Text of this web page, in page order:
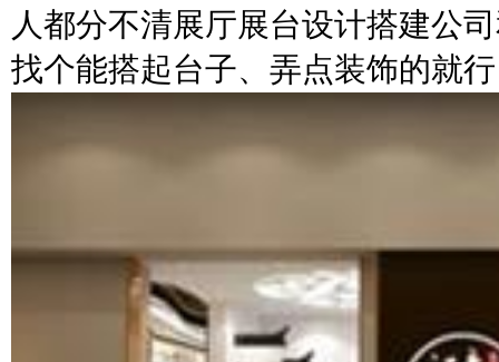
人都分不清展厅展台设计搭建公
找个能搭起台子、弄点装饰的就